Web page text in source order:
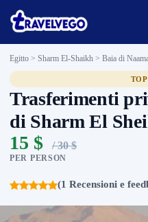
Egitto > Sharm El-Shaikh > Baia di
Trasferimenti
di Sharm El
15 $
/ 30 $
PER PERSON
(1 Recensioni e